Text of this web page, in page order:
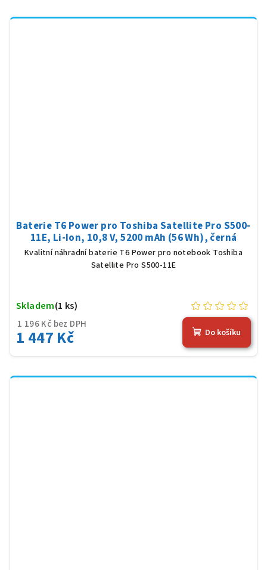
Baterie T6 Power pro Toshiba Satellite Pro S500-
11E, Li-Ion, 10,8 V, 5200 mAh (56 Wh), černá
Kvalitní náhradní baterie T6 Power pro notebook Toshiba
Satellite Pro S500-11E
1 196 Kč bez DPH
1 447 Kč
Skladem(1 ks)
Do košíku